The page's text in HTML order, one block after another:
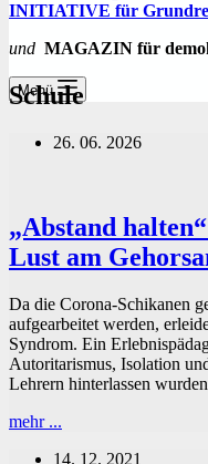
INITIATIVE für
und MAGAZIN für
Menü
Schule
26. 06. 2026
„Abstand
Lust am
Da die Corona-Schikanen
aufgearbeitet werden,
Syndrom. Ein
Autoritarismus, Isolation
Lehrern hinterlassen
mehr ...
in
14. 12. 2021